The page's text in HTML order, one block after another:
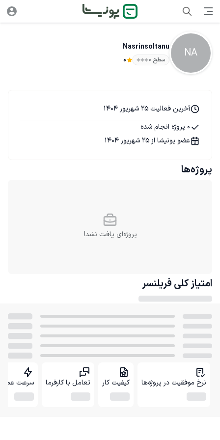
NA
Nasrinsoltanu
سطح ۰ 0
آخرین فعالیت 25 شهریور 1404
0 پروژه انجام شده
عضو پونیشا از 25 شهریور 1404
پروژه‌ها
پروژه‌ای یافت نشد!
امتیاز کلی فریلنسر
نرخ موفقیت در پروژه‌ها کیفیت کار تعامل با کارفرما سرعت عمل